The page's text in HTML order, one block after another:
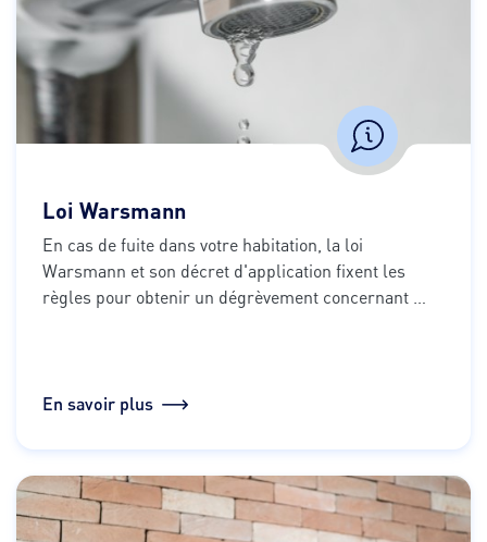
Loi Warsmann
En cas de fuite dans votre habitation, la loi
Warsmann et son décret d'application fixent les
règles pour obtenir un dégrèvement concernant
En savoir plus